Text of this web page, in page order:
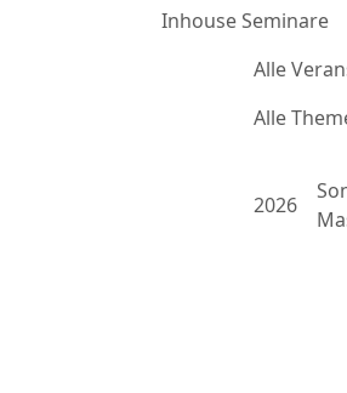
Inhouse Seminare
Alle
Alle
2026